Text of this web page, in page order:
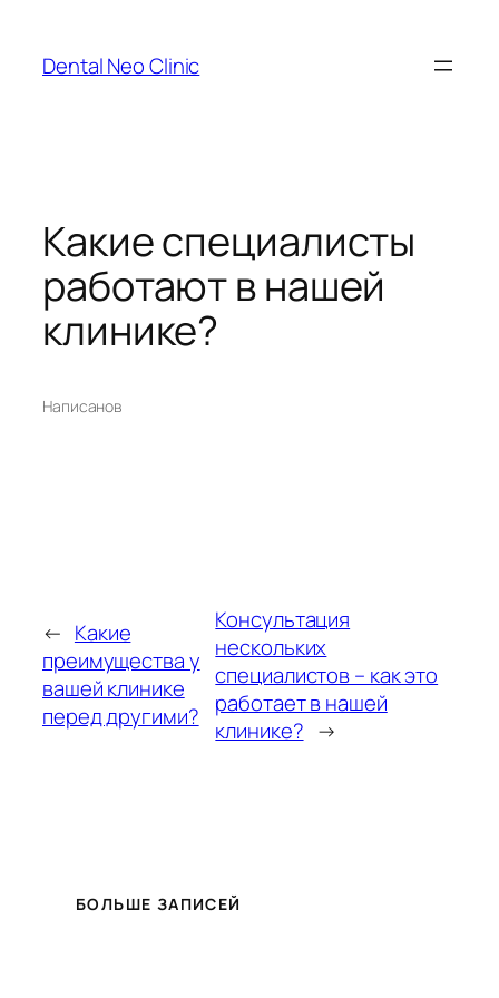
содержимому
Dental Neo Clinic
Какие специалисты
работают в нашей
клинике?
Написанов
← Какие
преимущества у
вашей клинике
перед другими?
Консультация
нескольких
специалистов – как это
работает в нашей
клинике? →
БОЛЬШЕ ЗАПИСЕЙ